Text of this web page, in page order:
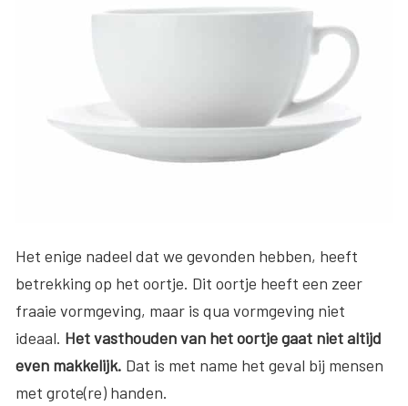
Het enige nadeel dat we gevonden hebben, heeft
betrekking op het oortje. Dit oortje heeft een zeer
fraaie vormgeving, maar is qua vormgeving niet
ideaal. Het vasthouden van het oortje gaat niet altijd
even makkelijk. Dat is met name het geval bij mensen
met grote(re) handen.